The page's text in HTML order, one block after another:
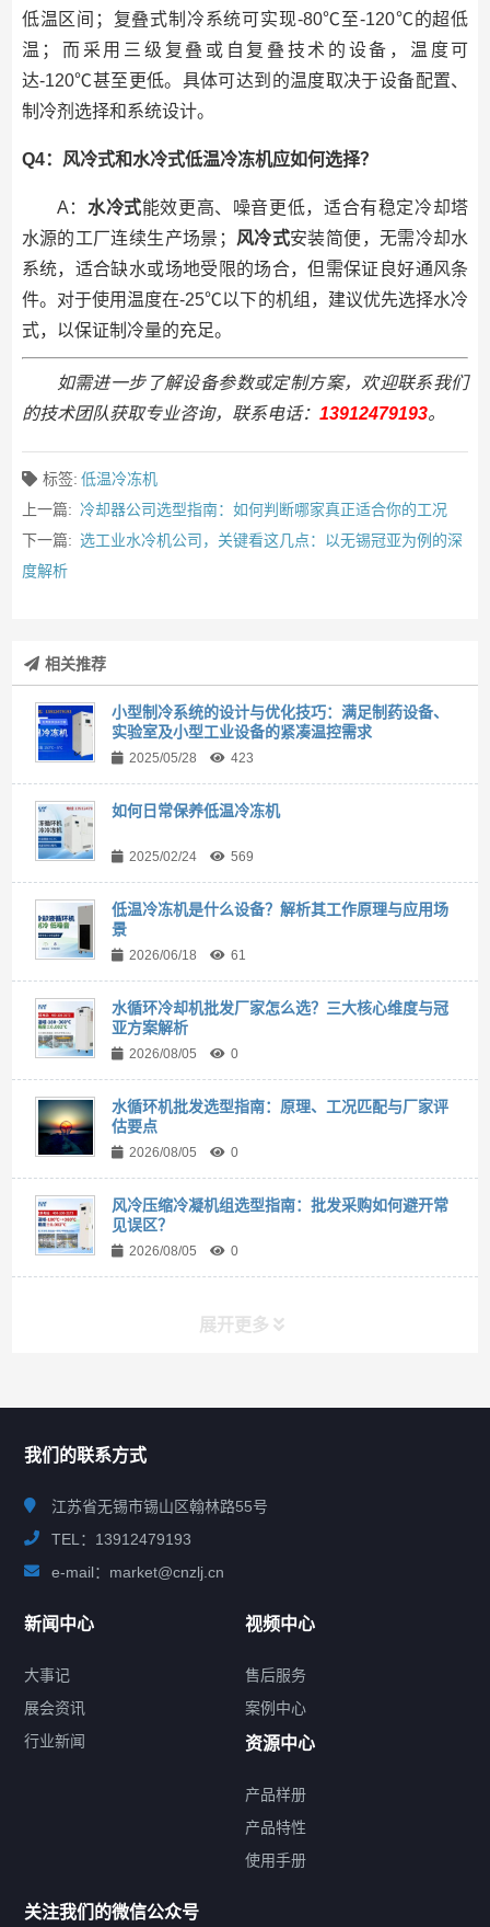
低温区间；复叠式制冷系统可实现-80℃至-120℃的超低
温；而采用三级复叠或自复叠技术的设备，温度可
达-120℃甚至更低。具体可达到的温度取决于设备配置、
制冷剂选择和系统设计。
Q4：风冷式和水冷式低温冷冻机应如何选择？
A： 水冷式能效更高、噪音更低，适合有稳定冷却塔
水源的工厂连续生产场景； 风冷式安装简便，无需冷却水
系统，适合缺水或场地受限的场合，但需保证良好通风条
件。对于使用温度在-25℃以下的机组，建议优先选择水冷
式，以保证制冷量的充足。
如需进一步了解设备参数或定制方案，欢迎联系我们
的技术团队获取专业咨询， 联系电话： 13912479193。
标签: 低温冷冻机
上一篇: 冷却器公司选型指南：如何判断哪家真正适合你的工况
下一篇: 选工业水冷机公司，关键看这几点：以无锡冠亚为例的深
度解析
相关推荐
小型制冷系统的设计与优化技巧：满足制药设备、
实验室及小型工业设备的紧凑温控需求
2025/05/28 423
如何日常保养低温冷冻机
2025/02/24 569
低温冷冻机是什么设备？解析其工作原理与应用场
景
2026/06/18 61
水循环冷却机批发厂家怎么选？三大核心维度与冠
亚方案解析
2026/08/05 0
水循环机批发选型指南：原理、工况匹配与厂家评
估要点
2026/08/05 0
风冷压缩冷凝机组选型指南：批发采购如何避开常
见误区？
2026/08/05 0
展开更多
提交您的需求，免费获取产品资料
--亦可拨打我们的24小时服务咨询热线--
13912479193
我们的联系方式
江苏省无锡市锡山区翰林路55号
TEL：13912479193
e-mail：market@cnzlj.cn
新闻中心
大事记
展会资讯
行业新闻
视频中心
售后服务
案例中心
资源中心
产品样册
产品特性
使用手册
关注我们的微信公众号